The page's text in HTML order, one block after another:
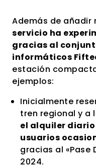
Además de añadir
servicio ha
gracias al
informáticos
estación
ejemplos:
Inicialmente
tren regional y a
el alquiler diario
usuarios
gracias al «Pase
2024.